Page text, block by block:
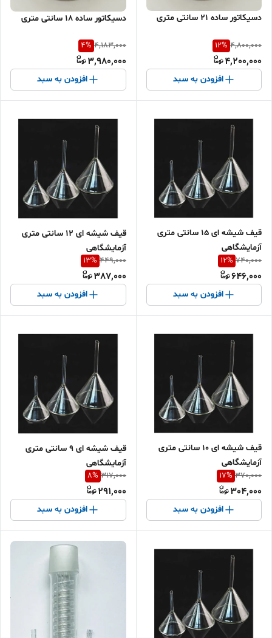
دسیکاتور ساده 21 سانتی متری
4,800,000
12%
4,200,000
افزودن به سبد
دسیکاتور ساده 18 سانتی متری
4,183,000
4%
3,980,000
افزودن به سبد
قیف شیشه ای 15 سانتی متری
آزمایشگاهی
740,000
12%
646,000
افزودن به سبد
قیف شیشه ای 12 سانتی متری
آزمایشگاهی
449,000
13%
387,000
افزودن به سبد
قیف شیشه ای 10 سانتی متری
آزمایشگاهی
370,000
17%
304,000
افزودن به سبد
قیف شیشه ای 9 سانتی متری
آزمایشگاهی
317,000
8%
291,000
افزودن به سبد